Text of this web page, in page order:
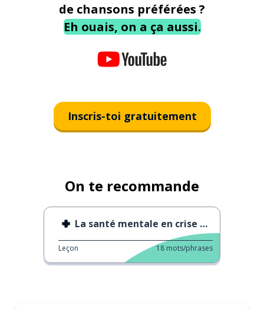
de chansons préférées ?
Eh ouais, on a ça aussi.
Inscris-toi gratuitement
On te recommande
La santé mentale en crise en Espagne
Leçon 18 mots/phrases